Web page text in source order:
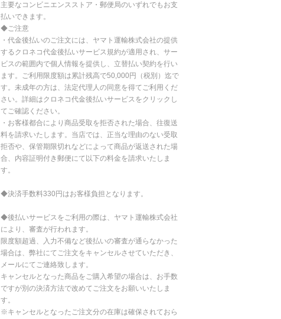
主要なコンビニエンスストア・郵便局のいずれでもお支
払いできます。
◆ご注意
・代金後払いのご注文には、ヤマト運輸株式会社の提供
するクロネコ代金後払いサービス規約が適用され、サー
ビスの範囲内で個人情報を提供し、立替払い契約を行い
ます。ご利用限度額は累計残高で50,000円（税別）迄で
す。未成年の方は、法定代理人の同意を得てご利用くだ
さい。詳細はクロネコ代金後払いサービスをクリックし
てご確認ください。
・お客様都合により商品受取を拒否された場合、往復送
料を請求いたします。当店では、正当な理由のない受取
拒否や、保管期限切れなどによって商品が返送された場
合、内容証明付き郵便にて以下の料金を請求いたしま
す。
◆決済手数料330円はお客様負担となります。
◆後払いサービスをご利用の際は、ヤマト運輸株式会社
により、審査が行われます。
限度額超過、入力不備など後払いの審査が通らなかった
場合は、弊社にてご注文をキャンセルさせていただき、
メールにてご連絡致します。
キャンセルとなった商品をご購入希望の場合は、お手数
ですが別の決済方法で改めてご注文をお願いいたしま
す。
※キャンセルとなったご注文分の在庫は確保されておら